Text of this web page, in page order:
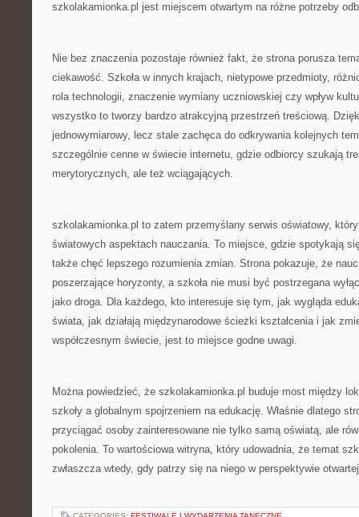
szkolakamionka.pl jest miejscem otwartym na różne potrzeby
Nie bez znaczenia pozostaje również fakt, że strona porusza
ciekawość. Szkoła w innych krajach, nietypowe przedmioty,
rola technologii, znaczenie wymiany uczniowskiej czy wpływ
wszystko to tworzy bardzo atrakcyjną przestrzeń treściową.
jednowymiarowy, lecz stale zachęca do odkrywania kolejnych
szczególnie cenne w świecie internetu, gdzie odbiorcy szukają
merytorycznych, ale też wciągających.
szkolakamionka.pl to zatem przemyślany serwis oświatowy,
światowych aspektach nauczania. To miejsce, gdzie spotykają
także chęć lepszego rozumienia zmian. Strona pokazuje, że
poszerzające horyzonty, a szkoła nie musi być postrzegana
jako droga. Dla każdego, kto interesuje się tym, jak wygląda
świata, jak działają międzynarodowe ścieżki kształcenia i jak
współczesnym świecie, jest to miejsce godne uwagi.
Można powiedzieć, że szkolakamionka.pl buduje most między
szkoły a globalnym spojrzeniem na edukację. Właśnie dlatego
przyciągać osoby zainteresowane nie tylko samą oświatą, ale
pokolenia. To wartościowa witryna, który udowadnia, że temat
zwłaszcza wtedy, gdy patrzy się na niego w perspektywie